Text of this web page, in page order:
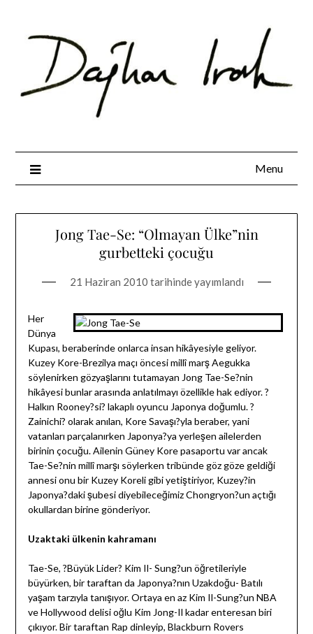
content
Menu
Jong Tae-Se: “Olmayan Ülke”nin
gurbetteki çocuğu
21 Haziran 2010 tarihinde yayımlandı
Her
Dünya
Kupası, beraberinde onlarca insan hikâyesiyle geliyor.
Kuzey Kore-Brezilya maçı öncesi millî marş Aegukka
söylenirken gözyaşlarını tutamayan Jong Tae-Se?nin
hikâyesi bunlar arasında anlatılmayı özellikle hak ediyor. ?
Halkın Rooney?si? lakaplı oyuncu Japonya doğumlu. ?
Zainichi? olarak anılan, Kore Savaşı?yla beraber, yani
vatanları parçalanırken Japonya?ya yerleşen ailelerden
birinin çocuğu. Ailenin Güney Kore pasaportu var ancak
Tae-Se?nin millî marşı söylerken tribünde göz göze geldiği
annesi onu bir Kuzey Koreli gibi yetiştiriyor, Kuzey?in
Japonya?daki şubesi diyebileceğimiz Chongryon?un açtığı
okullardan birine gönderiyor.
Uzaktaki ülkenin kahramanı
Tae-Se, ?Büyük Lider? Kim Il- Sung?un öğretileriyle
büyürken, bir taraftan da Japonya?nın Uzakdoğu- Batılı
yaşam tarzıyla tanışıyor. Ortaya en az Kim Il-Sung?un NBA
ve Hollywood delisi oğlu Kim Jong-Il kadar enteresan biri
çıkıyor. Bir taraftan Rap dinleyip, Blackburn Rovers